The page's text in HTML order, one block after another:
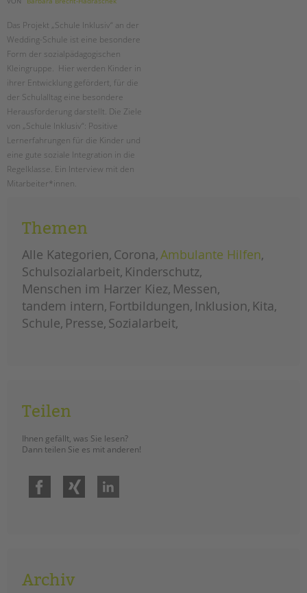
tandem international
KARRIERE
Stellenangebote
tandem als Arbeitgeberin
NEWS/BLOG
unkuerzbar
Briefe an Kai
PRESSE
Impressum
Datenschutz
Hinweisgebersystem
Intranet
Das Projekt „Schule Inklusiv“ an der
Wedding-Schule ist eine besondere
Form der sozialpädagogischen
Kleingruppe. Hier werden Kinder in
ihrer Entwicklung gefördert, für die
der Schulalltag eine besondere
Herausforderung darstellt. Die Ziele
von „Schule Inklusiv“: Positive
Lernerfahrungen für die Kinder und
eine gute soziale Integration in die
Regelklasse. Ein Interview mit den
Mitarbeiter*innen.
an
der
schule
Themen
Alle Kategorien Corona Ambulante Hilfen
Schulsozialarbeit Kinderschutz
Menschen im Harzer Kiez Messen
tandem intern Fortbildungen Inklusion Kita
Schule Presse Sozialarbeit
Teilen
Ihnen gefällt, was Sie lesen?
Dann teilen Sie es mit anderen!
Facebook
Archiv